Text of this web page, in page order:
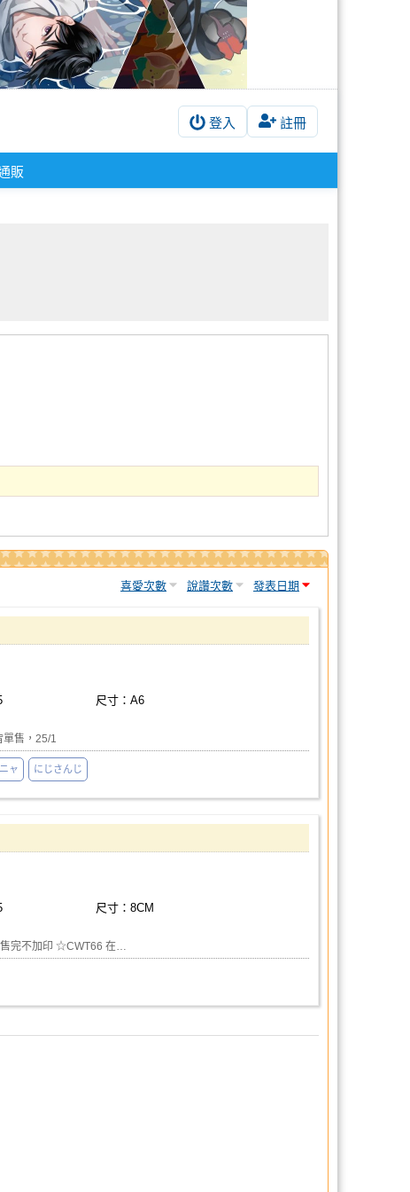
登入 註冊
販
喜愛次數 說讚次數 發表日期
尺寸：A6
售，25/1
ャ にじさんじ
尺寸：8CM
完不加印 ☆CWT66 在…